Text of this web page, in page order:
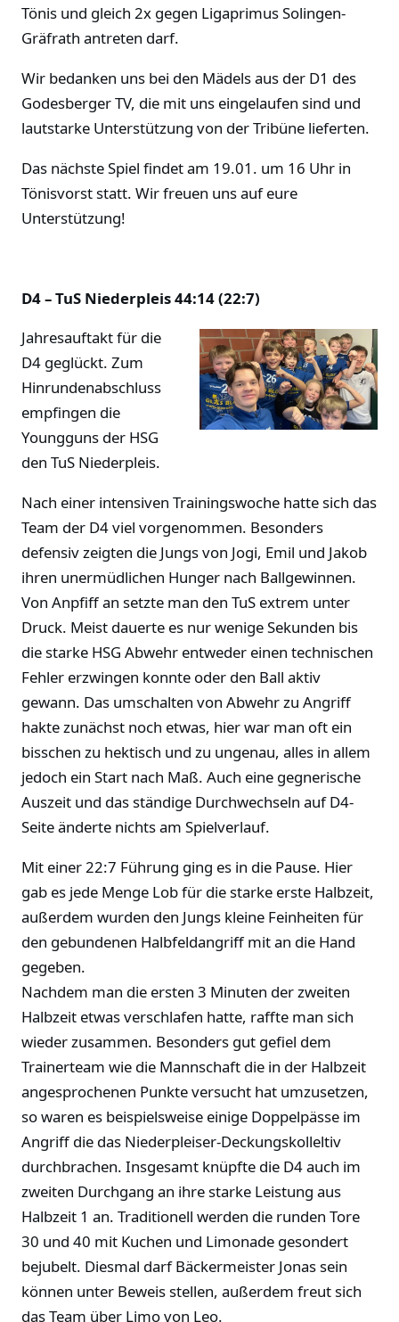
Tönis und gleich 2x gegen Ligaprimus Solingen-
Gräfrath antreten darf.
Wir bedanken uns bei den Mädels aus der D1 des
Godesberger TV, die mit uns eingelaufen sind und
lautstarke Unterstützung von der Tribüne lieferten.
Das nächste Spiel findet am 19.01. um 16 Uhr in
Tönisvorst statt. Wir freuen uns auf eure
Unterstützung!
D4 – TuS Niederpleis 44:14 (22:7)
Jahresauftakt für die
D4 geglückt. Zum
Hinrundenabschluss
empfingen die
Youngguns der HSG
den TuS Niederpleis.
Nach einer intensiven Trainingswoche hatte sich das
Team der D4 viel vorgenommen. Besonders
defensiv zeigten die Jungs von Jogi, Emil und Jakob
ihren unermüdlichen Hunger nach Ballgewinnen.
Von Anpfiff an setzte man den TuS extrem unter
Druck. Meist dauerte es nur wenige Sekunden bis
die starke HSG Abwehr entweder einen technischen
Fehler erzwingen konnte oder den Ball aktiv
gewann. Das umschalten von Abwehr zu Angriff
hakte zunächst noch etwas, hier war man oft ein
bisschen zu hektisch und zu ungenau, alles in allem
jedoch ein Start nach Maß. Auch eine gegnerische
Auszeit und das ständige Durchwechseln auf D4-
Seite änderte nichts am Spielverlauf.
Mit einer 22:7 Führung ging es in die Pause. Hier
gab es jede Menge Lob für die starke erste Halbzeit,
außerdem wurden den Jungs kleine Feinheiten für
den gebundenen Halbfeldangriff mit an die Hand
gegeben.
Nachdem man die ersten 3 Minuten der zweiten
Halbzeit etwas verschlafen hatte, raffte man sich
wieder zusammen. Besonders gut gefiel dem
Trainerteam wie die Mannschaft die in der Halbzeit
angesprochenen Punkte versucht hat umzusetzen,
so waren es beispielsweise einige Doppelpässe im
Angriff die das Niederpleiser-Deckungskolleltiv
durchbrachen. Insgesamt knüpfte die D4 auch im
zweiten Durchgang an ihre starke Leistung aus
Halbzeit 1 an. Traditionell werden die runden Tore
30 und 40 mit Kuchen und Limonade gesondert
bejubelt. Diesmal darf Bäckermeister Jonas sein
können unter Beweis stellen, außerdem freut sich
das Team über Limo von Leo.